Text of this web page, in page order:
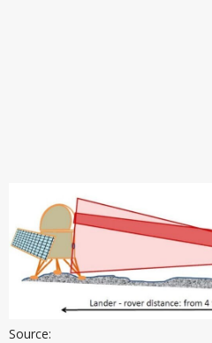
Source: